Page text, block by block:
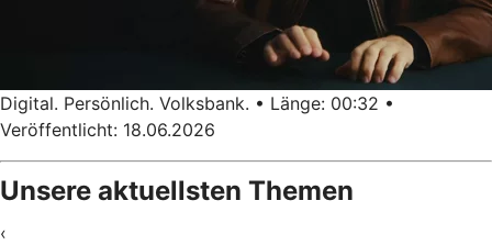
Digital. Persönlich. Volksbank. • Länge: 00:32 •
Veröffentlicht: 18.06.2026
Unsere aktuellsten Themen
‹